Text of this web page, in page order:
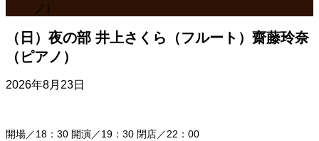
ノ）
（日）夜の部 井上さくら（フルート）齋藤玲奈
（ピアノ）
2026年8月23日
開場／18：30 開演／19：30 閉店／22：00